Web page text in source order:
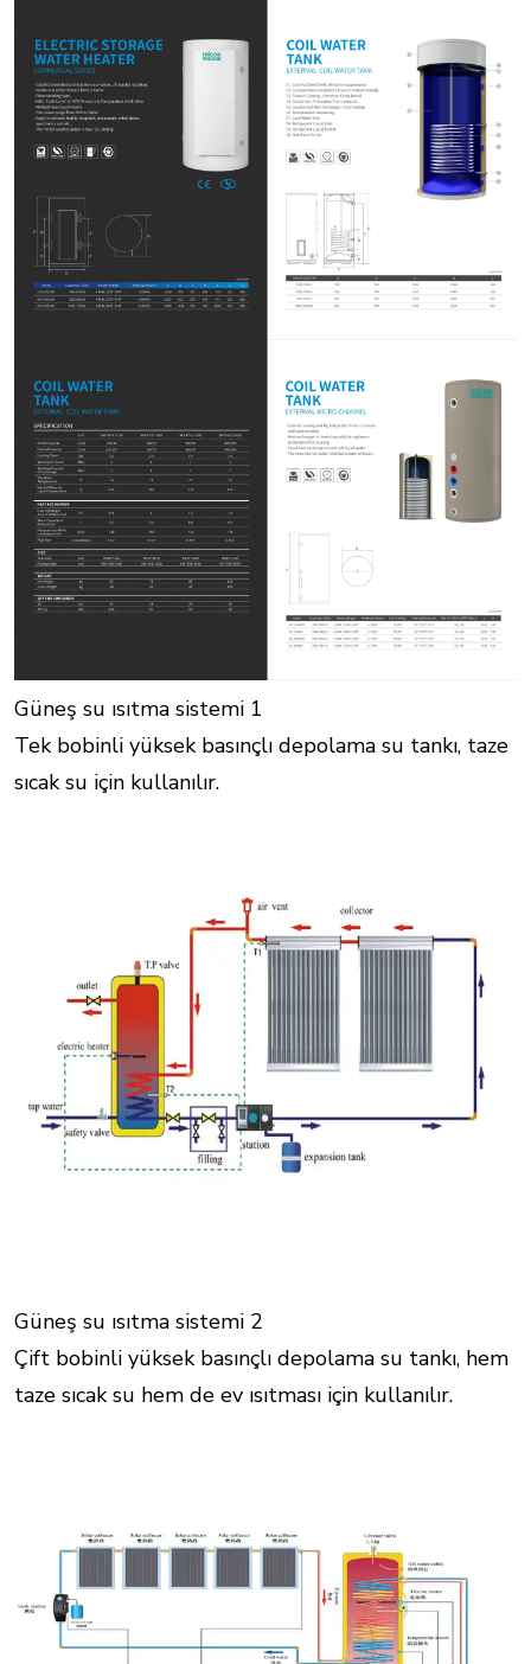
Güneş su ısıtma sistemi 1
Tek bobinli yüksek basınçlı depolama su tankı, taze
sıcak su için kullanılır.
Güneş su ısıtma sistemi 2
Çift bobinli yüksek basınçlı depolama su tankı, hem
taze sıcak su hem de ev ısıtması için kullanılır.